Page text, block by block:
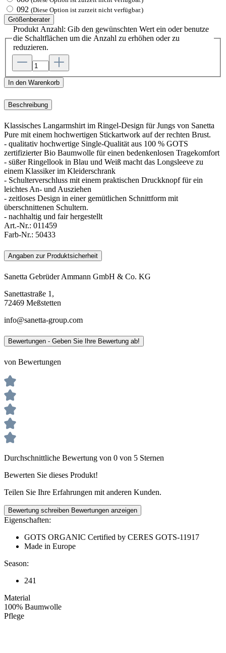
092 (Diese Option ist zurzeit nicht verfügbar.)
Größenberater
Produkt Anzahl: Gib den gewünschten Wert ein oder benutze
die Schaltflächen um die Anzahl zu erhöhen oder zu
reduzieren.
In den Warenkorb
Beschreibung
Klassisches Langarmshirt im Ringel-Design für Jungs von Sanetta
Pure mit einem hochwertigen Stickartwork auf der rechten Brust.
- qualitativ hochwertige Single-Qualität aus 100 % GOTS
zertifizierter Bio Baumwolle für einen bedenkenlosen Tragekomfort
- süßer Ringellook in Blau und Weiß macht das Longsleeve zu
einem Klassiker im Kleiderschrank
- Schulterverschluss mit einem praktischen Druckknopf für ein
leichtes An- und Ausziehen
- zeitloses Design in einer gemütlichen Schnittform mit
überschnittenen Schultern.
- nachhaltig und fair hergestellt
Art.-Nr.: 011459
Farb-Nr.: 50433
Angaben zur Produktsicherheit
Sanetta Gebrüder Ammann GmbH & Co. KG
Sanettastraße 1,
72469 Meßstetten
info@sanetta-group.com
Bewertungen - Geben Sie Ihre Bewertung ab!
von Bewertungen
Durchschnittliche Bewertung von 0 von 5 Sternen
Bewerten Sie dieses Produkt!
Teilen Sie Ihre Erfahrungen mit anderen Kunden.
Bewertung schreiben Bewertungen anzeigen
Eigenschaften:
GOTS ORGANIC Certified by CERES GOTS-11917
Made in Europe
Season:
241
Material
100% Baumwolle
Pflege